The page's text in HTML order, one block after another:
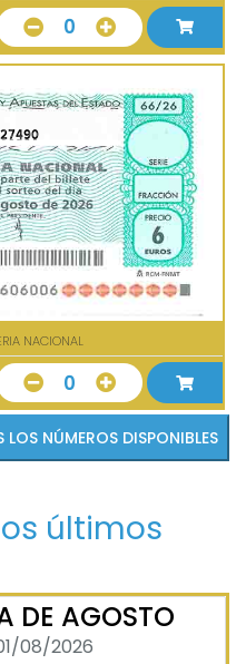
0
27490
NACIONAL
0
VER TODOS LOS NÚMEROS DISPONIBLES
últimos
DE AGOSTO
08/2026